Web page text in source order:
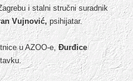
i stalni stručni suradnik
Vujnović,psihijatar.
u AZOO-e,Đurđice